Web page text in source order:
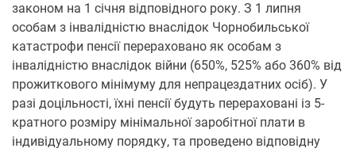
законом на 1 січня відповідного року. З 1 липня
особам з інвалідністю внаслідок Чорнобильської
катастрофи пенсії перераховано як особам з
інвалідністю внаслідок війни (650%, 525% або 360% від
прожиткового мінімуму для непрацездатних осіб). У
разі доцільності, їхні пенсії будуть перераховані із 5-
кратного розміру мінімальної заробітної плати в
індивідуальному порядку, та проведено відповідну